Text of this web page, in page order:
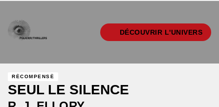
DÉCOUVRIR L'UNIVERS
RÉCOMPENSÉ
SEUL LE SILENCE